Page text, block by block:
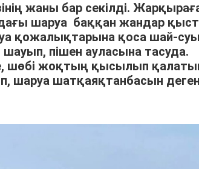
жаны бар секілді.
шаруа баққан жандар
қожалықтарына қоса шай-
пішен ауласына тасуда.
шөбі жоқтың қысылып
шаруа шатқаяқтанбасын деген